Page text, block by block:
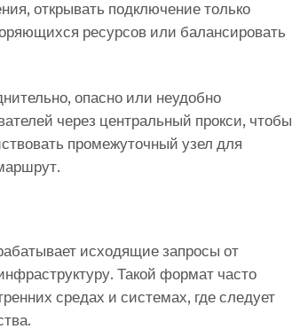
открывать подключение только
ресурсов или балансировать
опасно или неудобно
через центральный прокси, чтобы
промежуточный узел для
исходящие запросы от
Такой формат часто
средах и системах, где следует